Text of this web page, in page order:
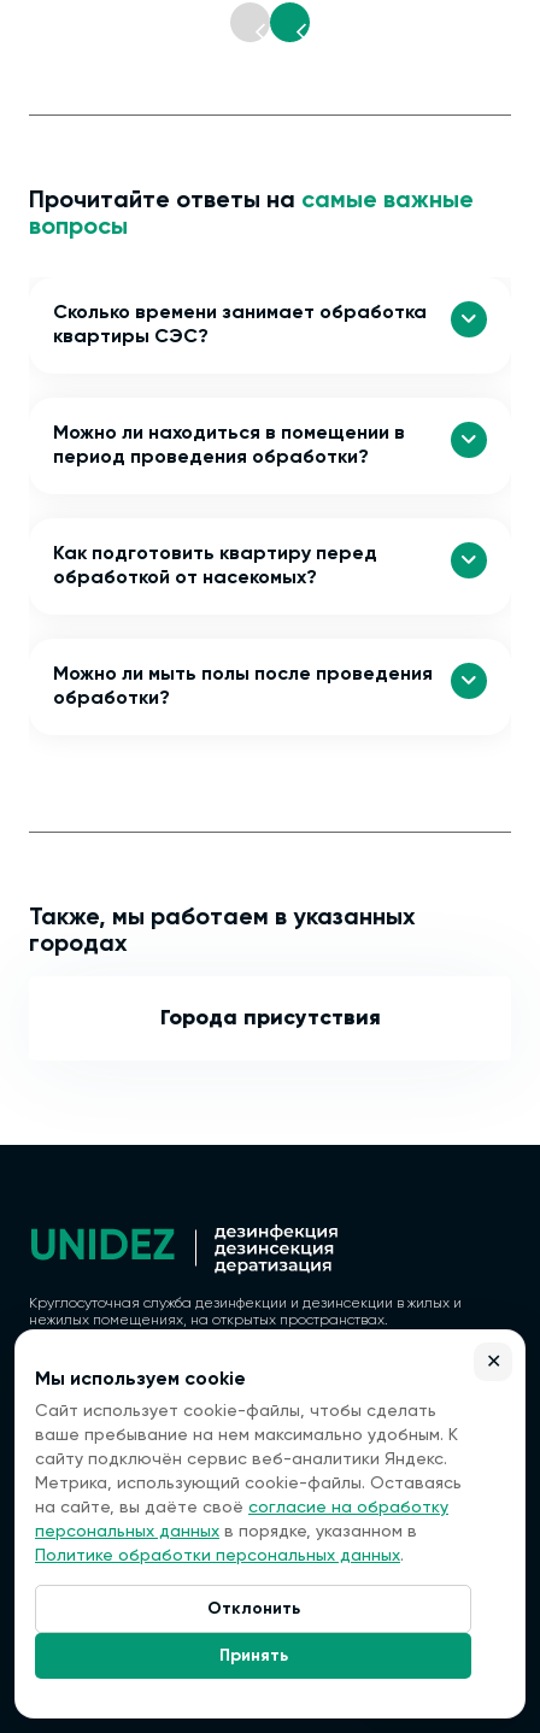
Связаться:
Прочитайте ответы на самые важные
вопросы
Сколько времени занимает обработка
квартиры СЭС?
Можно ли находиться в помещении в
период проведения обработки?
Как подготовить квартиру перед
обработкой от насекомых?
Можно ли мыть полы после проведения
обработки?
Также, мы работаем в указанных
городах
Города присутствия
Круглосуточная служба дезинфекции и дезинсекции в жилых и
нежилых помещениях, на открытых пространствах.
Политика конфиденциальности
Согласие на обработку персональных данных
ООО "ВЭБГЕТ"
ОГРН 1177154022760
ИНН 7118021632
КПП 711801001
№ Л064-00111-77/01845104) от 07.02.2025
Ленина, 84
Мы используем cookie
Сайт использует cookie-файлы, чтобы сделать
ваше пребывание на нем максимально удобным. К
сайту подключён сервис веб-аналитики Яндекс.
Метрика, использующий cookie-файлы. Оставаясь
на сайте, вы даёте своё согласие на обработку
персональных данных в порядке, указанном в
Политике обработки персональных данных.
Отклонить
Принять
✕